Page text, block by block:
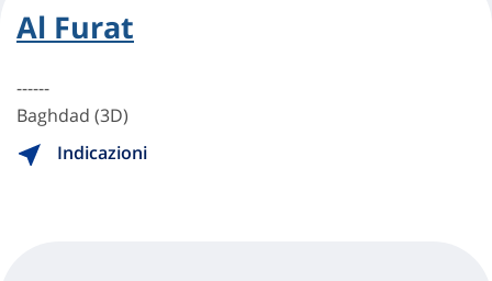
Al Furat
------
Baghdad (3D)
Indicazioni